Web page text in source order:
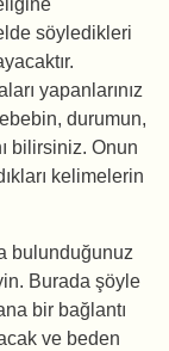
söyledikleri
yapanlarınız
durumun,
bilirsiniz. Onun
kelimelerin
bulunduğunuz
Burada şöyle
bir bağlantı
ve beden